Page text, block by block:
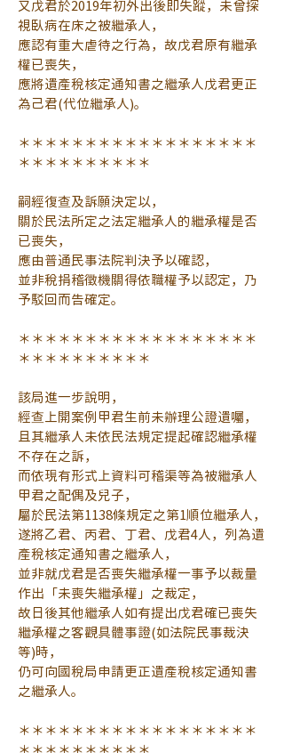
又戊君於2019年初外出後即失蹤，未曾探
視臥病在床之被繼承人，
應認有重大虐待之行為，故戊君原有繼承
權已喪失，
應將遺產稅核定通知書之繼承人戊君更正
為己君(代位繼承人)。
＊＊＊＊＊＊＊＊＊＊＊＊＊＊＊＊＊＊
＊＊＊＊＊＊＊＊＊＊
嗣經復查及訴願決定以，
關於民法所定之法定繼承人的繼承權是否
已喪失，
應由普通民事法院判決予以確認，
並非稅捐稽徵機關得依職權予以認定，乃
予駁回而告確定。
＊＊＊＊＊＊＊＊＊＊＊＊＊＊＊＊＊＊
＊＊＊＊＊＊＊＊＊＊
該局進一步說明，
經查上開案例甲君生前未辦理公證遺囑，
且其繼承人未依民法規定提起確認繼承權
不存在之訴，
而依現有形式上資料可稽渠等為被繼承人
甲君之配偶及兒子，
屬於民法第1138條規定之第1順位繼承人，
遂將乙君、丙君、丁君、戊君4人，列為遺
產稅核定通知書之繼承人，
並非就戊君是否喪失繼承權一事予以裁量
作出「未喪失繼承權」之裁定，
故日後其他繼承人如有提出戊君確已喪失
繼承權之客觀具體事證(如法院民事裁決
等)時，
仍可向國稅局申請更正遺產稅核定通知書
之繼承人。
＊＊＊＊＊＊＊＊＊＊＊＊＊＊＊＊＊＊